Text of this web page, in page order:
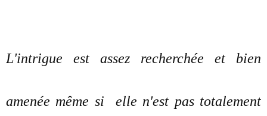
L'intrigue est assez recherchée et bien
amenée même si elle n'est pas totalement